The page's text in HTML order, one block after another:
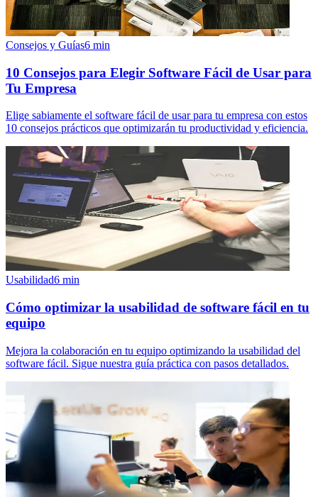
Consejos y Guías6 min
10 Consejos para Elegir Software Fácil de Usar para
Tu Empresa
Elige sabiamente el software fácil de usar para tu empresa con estos
10 consejos prácticos que optimizarán tu productividad y eficiencia.
Usabilidad6 min
Cómo optimizar la usabilidad de software fácil en tu
equipo
Mejora la colaboración en tu equipo optimizando la usabilidad del
software fácil. Sigue nuestra guía práctica con pasos detallados.